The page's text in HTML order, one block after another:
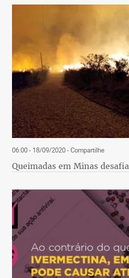
06:00 - 18/09/2020- Compartilhe
Queimadas em Minas